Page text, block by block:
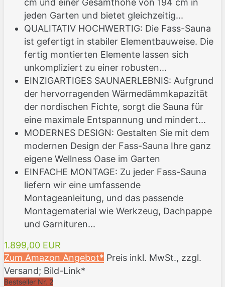
cm und einer Gesamthöhe von 194 cm in
jeden Garten und bietet gleichzeitig...
QUALITATIV HOCHWERTIG: Die Fass-Sauna
ist gefertigt in stabiler Elementbauweise. Die
fertig montierten Elemente lassen sich
unkompliziert zu einer robusten...
EINZIGARTIGES SAUNAERLEBNIS: Aufgrund
der hervorragenden Wärmedämmkapazität
der nordischen Fichte, sorgt die Sauna für
eine maximale Entspannung und mindert...
MODERNES DESIGN: Gestalten Sie mit dem
modernen Design der Fass-Sauna Ihre ganz
eigene Wellness Oase im Garten
EINFACHE MONTAGE: Zu jeder Fass-Sauna
liefern wir eine umfassende
Montageanleitung, und das passende
Montagematerial wie Werkzeug, Dachpappe
und Garnituren...
1.899,00 EUR
Zum Amazon Angebot* Preis inkl. MwSt., zzgl.
Versand; Bild-Link*
Bestseller Nr. 2